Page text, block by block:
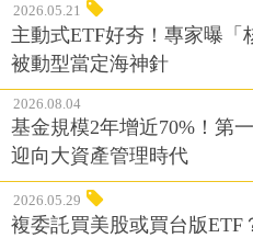
2026.05.21
主動式ETF好夯！專家曝「
被動型當定海神針
2026.08.04
基金規模2年增近70%！第
迎向大資產管理時代
2026.05.29
複委託買美股或買台版ETF